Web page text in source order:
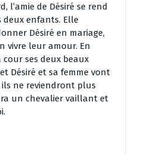
l’amie de Désiré se rend
deux enfants. Elle
Désiré en mariage,
vivre leur amour. En
ses deux beaux
Désiré et sa femme vont
ils ne reviendront plus
un chevalier vaillant et